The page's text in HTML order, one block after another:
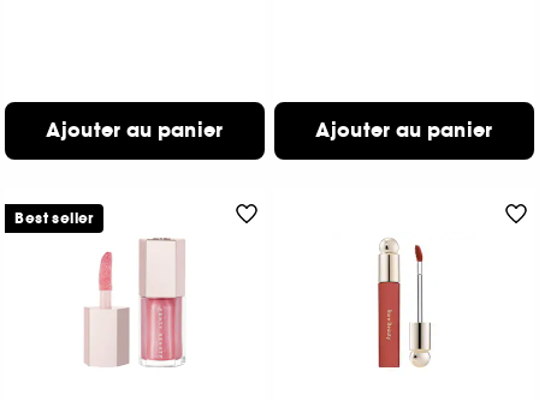
Ajouter au panier Ajouter au panier
Best seller